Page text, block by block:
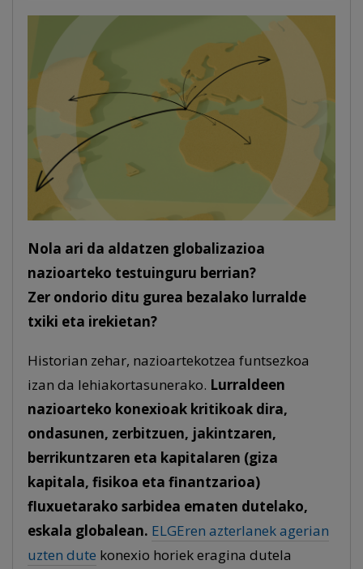
Nola ari da aldatzen globalizazioa
nazioarteko testuinguru berrian?
Zer ondorio ditu gurea bezalako lurralde
txiki eta irekietan?
Historian zehar, nazioartekotzea funtsezkoa
izan da lehiakortasunerako. Lurraldeen
nazioarteko konexioak kritikoak dira,
ondasunen, zerbitzuen, jakintzaren,
berrikuntzaren eta kapitalaren (giza
kapitala, fisikoa eta finantzarioa)
fluxuetarako sarbidea ematen dutelako,
eskala globalean. ELGEren azterlanek agerian
uzten dute konexio horiek eragina dutela